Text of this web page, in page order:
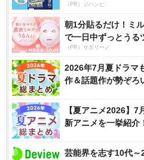
（PR）ジハンピ
朝1分貼るだけ！ミ
で一日中ずっとうる
（PR）サボリーノ
2026年7月夏ドラマ
作＆話題作が勢ぞろ
【夏アニメ2026】7
新アニメを一挙紹介
芸能界を志す10代～